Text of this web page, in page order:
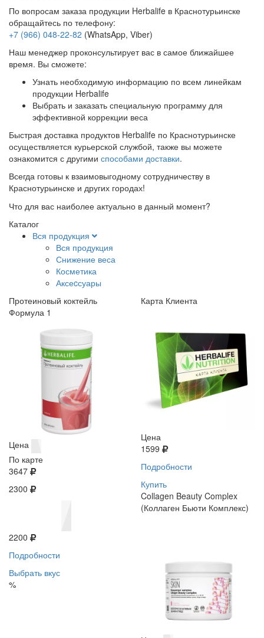
По вопросам заказа продукции Herbalife в Краснотурьинске
обращайтесь по телефону:
+7 (966) 048-22-82 (WhatsApp, Viber)
Наш менеджер проконсультирует вас в самое ближайшее
время. Вы сможете:
Узнать необходимую информацию по всем линейкам
продукции Herbalife
Выбрать и заказать специальную программу для
эффективной коррекции веса
Быстрая доставка продуктов Herbalife по Краснотурьинске
осуществляется курьерской службой, также вы можете
ознакомится с другими способами доставки.
Всегда готовы к взаимовыгодному сотрудничеству в
Краснотурьинске и других городах!
Что для вас наиболее актуально в данный момент?
Каталог
Вся продукция
Вся продукция
Снижение веса
Косметика
Аксеcсуары
Протеиновый коктейль
Формула 1
Цена
По карте
3647
2300
2200
Подробности
Выбрать вкус
%
Карта Клиента
Цена
1599
Подробности
Купить
Collagen Beauty Complex
(Коллаген Бьюти Комплекс)